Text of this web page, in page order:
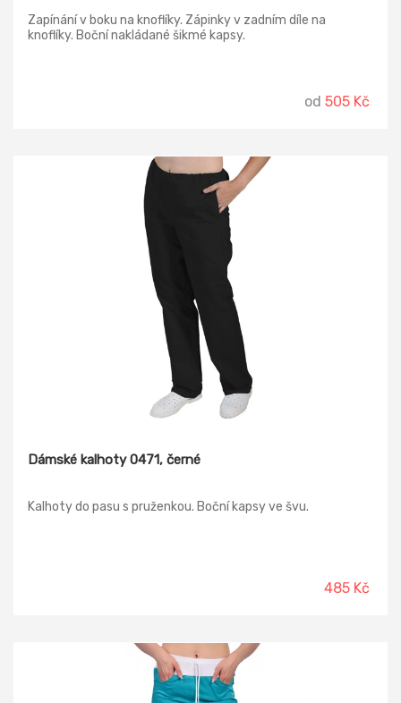
Zapínání v boku na knoflíky. Zápinky v zadním díle na
knoflíky. Boční nakládané šikmé kapsy.
od 505 Kč
Dámské kalhoty 0471, černé
Kalhoty do pasu s pruženkou. Boční kapsy ve švu.
485 Kč